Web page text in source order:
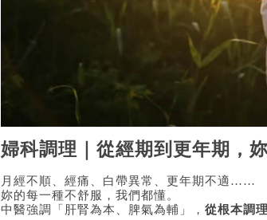
婦科調理｜從經期到更年期，
月經不順、經痛、白帶異常、更年期不適……
妳的每一種不舒服，我們都懂。
中醫強調「肝腎為本、脾氣為輔」， 從根本調